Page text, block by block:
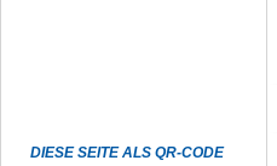
DIESE SEITE ALS QR-CODE